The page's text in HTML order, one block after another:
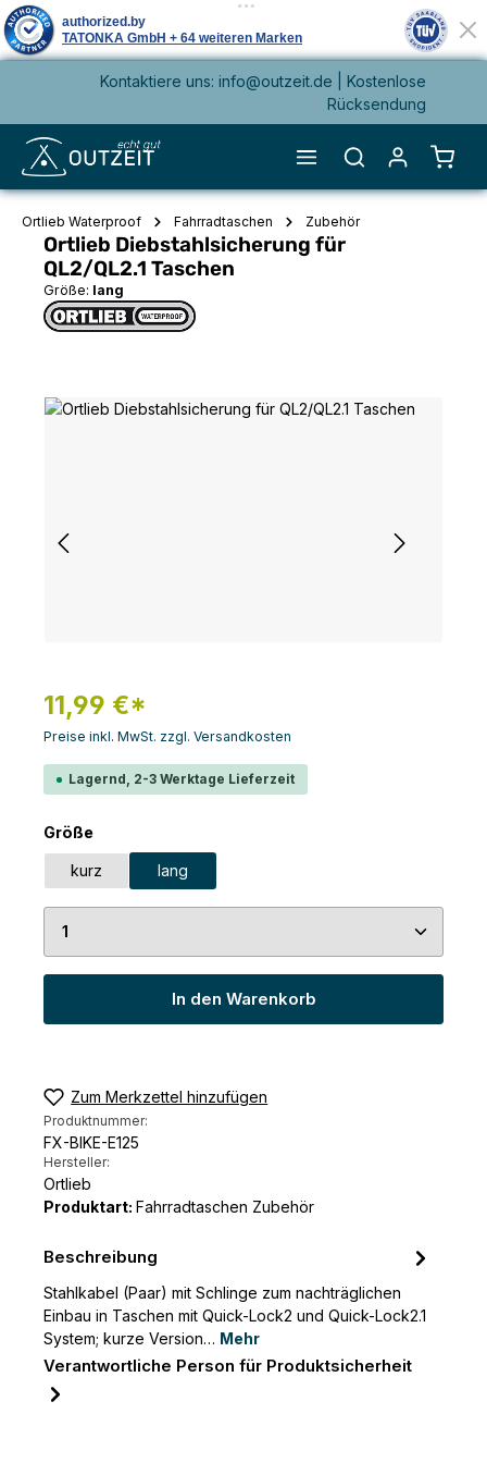
springenKontaktiere uns: info@outzeit.de | Kostenlose
Rücksendung
Ortlieb Waterproof Fahrradtaschen Zubehör
Ortlieb Diebstahlsicherung für
QL2/QL2.1 Taschen
Größe: lang
Bildergalerie überspringen
11,99 €*
Preise inkl. MwSt. zzgl. Versandkosten
Lagernd, 2-3 Werktage Lieferzeit
Größeauswählen
kurz lang
Produkt Anzahl: Gib den gewünschten Wert
In den Warenkorb
Zum Merkzettel hinzufügen
Produktnummer:
FX-BIKE-E125
Hersteller:
Ortlieb
Produktart: Fahrradtaschen Zubehör
Beschreibung
Stahlkabel (Paar) mit Schlinge zum nachträglichen
Einbau in Taschen mit Quick-Lock2 und Quick-Lock2.1
System; kurze Version… Mehr
Verantwortliche Person für Produktsicherheit